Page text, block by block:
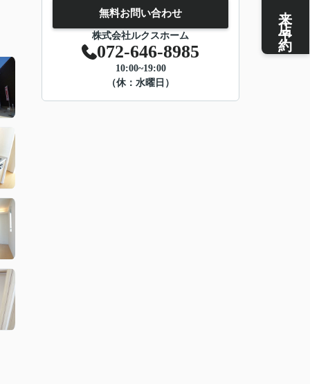
無料お問い合わせ
株式会社ルクスホーム
072-646-8985
10:00~19:00
（休：水曜日）
来店予約